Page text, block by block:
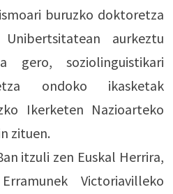
buruzko doktoretza
aurkeztu
gero, soziolinguistikari
ondoko ikasketak
Ikerketen Nazioarteko
zituen.
itzuli zen Euskal Herrira,
Victoriavilleko